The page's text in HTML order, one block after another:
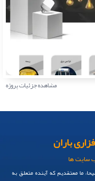
مشاهده جزئیات پروژه
باران
سایت ها
ما معتقدیم که آینده متعلق به